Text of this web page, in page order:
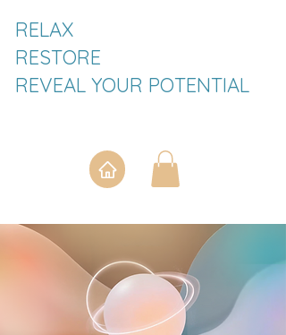
RELAX
RESTORE
REVEAL YOUR POTENTIAL